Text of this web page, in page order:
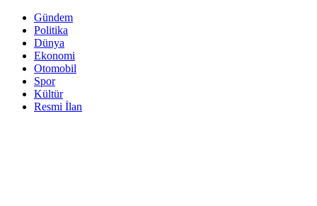
Gündem
Politika
Dünya
Ekonomi
Otomobil
Spor
Kültür
Resmi İlan